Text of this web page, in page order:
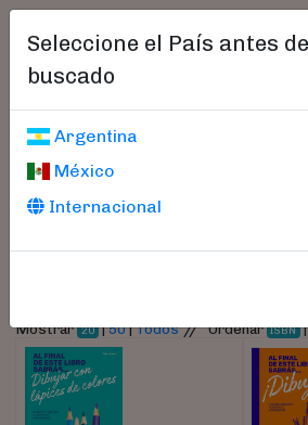
Seleccione el País antes
buscado
Argentina
México
Internacional
Libros encontrados
Parámetros
Mostrar 20 |50|Todos//Ordenar ISBN